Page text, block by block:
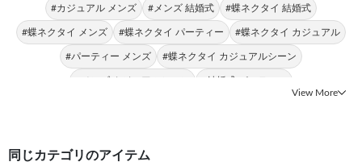
#カジュアル メンズ #メンズ 結婚式 #蝶ネクタイ 結婚式
#蝶ネクタイ メンズ #蝶ネクタイ パーティー #蝶ネクタイ カジュアル
#パーティー メンズ #蝶ネクタイ カジュアルシーン
View More
同じカテゴリのアイテム